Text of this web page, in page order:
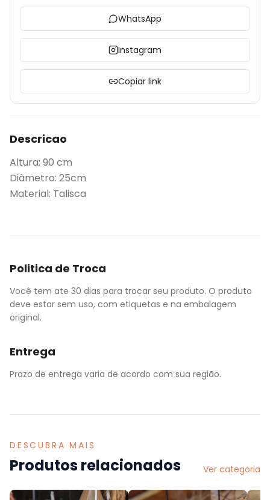
WhatsApp
Instagram
Copiar link
Descricao
Altura: 90 cm
Diâmetro: 25cm
Material: Talisca
Politica de Troca
Você tem ate 30 dias para trocar seu produto. O produto
deve estar sem uso, com etiquetas e na embalagem
original.
Entrega
Prazo de entrega varia de acordo com sua região.
DESCUBRA MAIS
Produtos relacionados Ver categoria